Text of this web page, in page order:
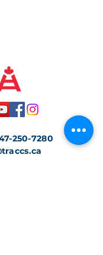
250-7280